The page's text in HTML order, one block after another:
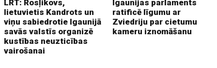
LRT: Rosļikovs,
lietuvietis Kandrots un
viņu sabiedrotie Igaunijā
savās valstīs organizē
kustības neuzticības
vairošanai
Igaunijas parlaments
ratificē līgumu ar
Zviedriju par cietumu
kameru iznomāšanu